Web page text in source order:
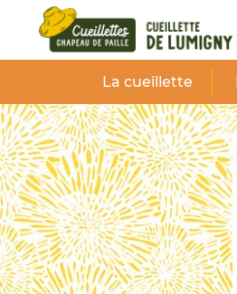
La cueillette
Panneau de gestion des cookies